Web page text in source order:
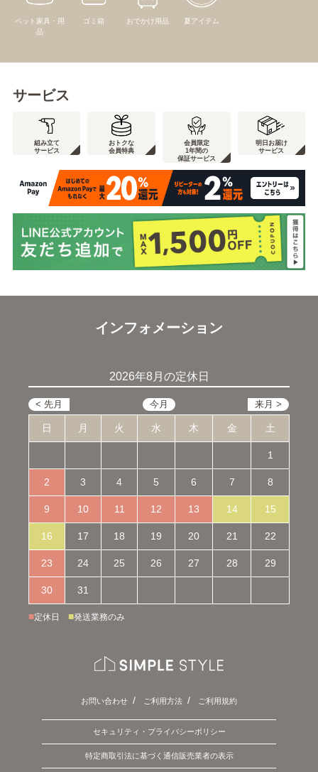
ペット家具・用
品
ゴミ箱 おでかけ用品 夏アイテム
サービス
組み立て
サービス
おトクな
会員特典
会員限定
1年間の
保証サービス
明日お届け
サービス
インフォメーション
2026年8月の定休日
日 月 火 水 木 金 土
1
2 3 4 5 6 7 8
9 10 11 12 13 14 15
16 17 18 19 20 21 22
23 24 25 26 27 28 29
30 31
■定休日 ■発送業務のみ
お問い合わせ ご利用方法 ご利用規約
セキュリティ・プライバシーポリシー
特定商取引法に基づく通信販売業者の表示